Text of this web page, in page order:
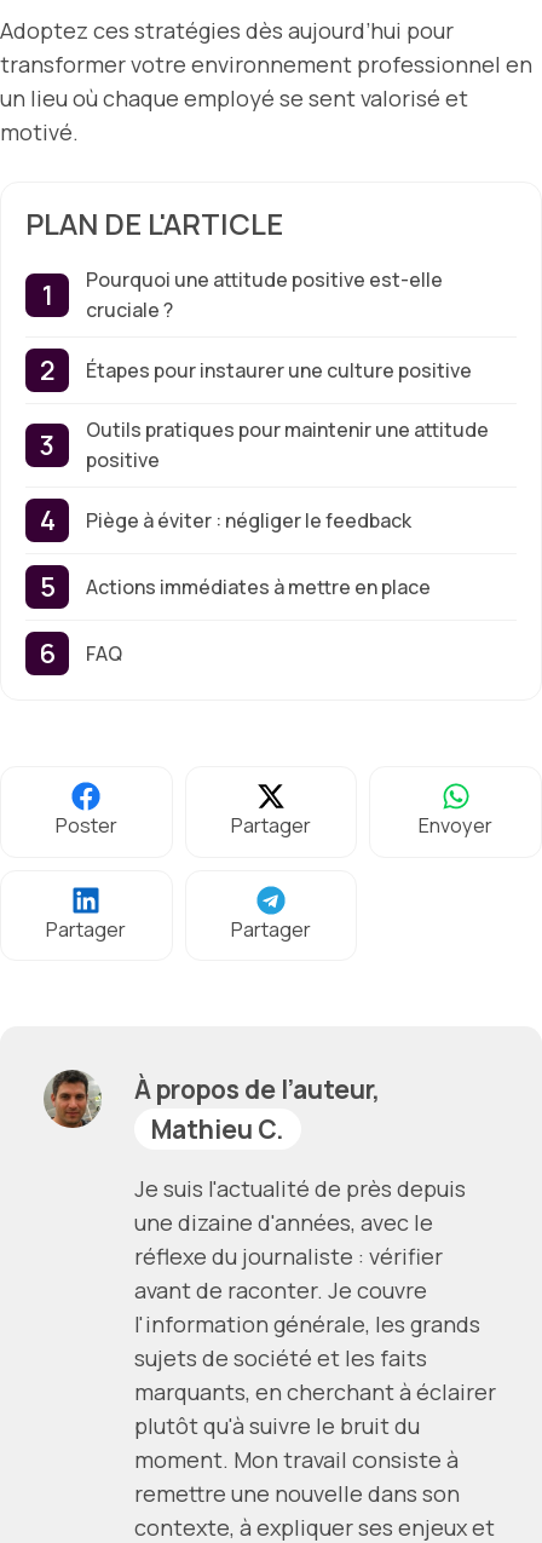
Adoptez ces stratégies dès aujourd’hui pour
transformer votre environnement professionnel en
un lieu où chaque employé se sent valorisé et
motivé.
PLAN DE L'ARTICLE
Pourquoi une attitude positive est-elle
cruciale ?
Étapes pour instaurer une culture positive
Outils pratiques pour maintenir une attitude
positive
Piège à éviter : négliger le feedback
Actions immédiates à mettre en place
FAQ
Poster Partager Envoyer
Partager Partager
À propos de l’auteur,
Mathieu C.
Je suis l'actualité de près depuis
une dizaine d'années, avec le
réflexe du journaliste : vérifier
avant de raconter. Je couvre
l'information générale, les grands
sujets de société et les faits
marquants, en cherchant à éclairer
plutôt qu'à suivre le bruit du
moment. Mon travail consiste à
remettre une nouvelle dans son
contexte, à expliquer ses enjeux et